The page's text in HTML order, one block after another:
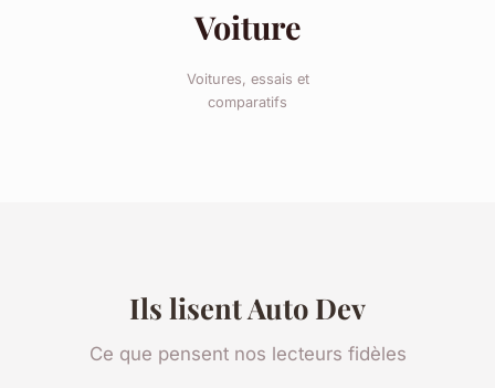
Voiture
Voitures, essais et
comparatifs
Ils lisent Auto Dev
Ce que pensent nos lecteurs fidèles